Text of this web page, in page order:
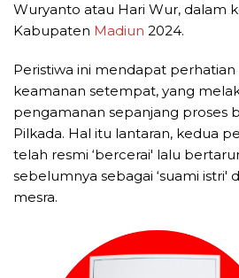
Wuryanto atau Hari Wur, dalam
Kabupaten Madiun 2024.
Peristiwa ini mendapat perhatian
keamanan setempat, yang
pengamanan sepanjang proses
Pilkada. Hal itu lantaran, kedua
telah resmi ‘bercerai' lalu
sebelumnya sebagai ‘suami istri'
mesra.